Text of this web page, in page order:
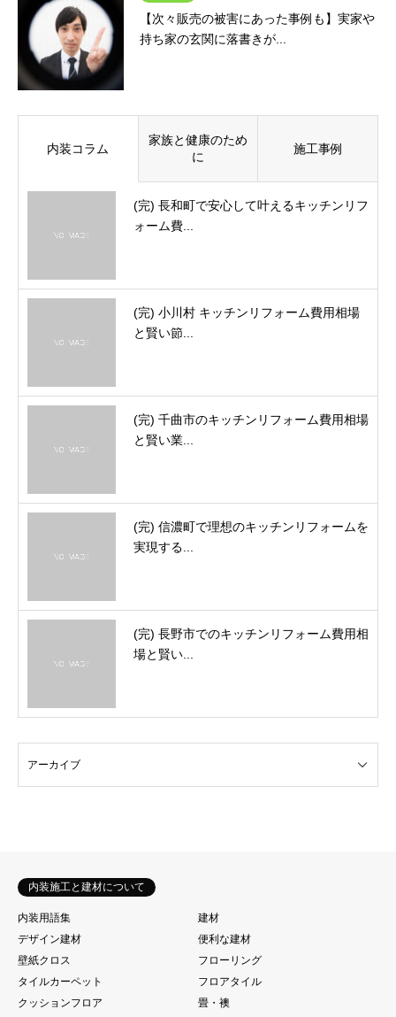
【次々販売の被害にあった事例も】実家や
持ち家の玄関に落書きが...
内装コラム
家族と健康のため
に
施工事例
(完) 長和町で安心して叶えるキッチンリフ
ォーム費...
(完) 小川村 キッチンリフォーム費用相場
と賢い節...
(完) 千曲市のキッチンリフォーム費用相場
と賢い業...
(完) 信濃町で理想のキッチンリフォームを
実現する...
(完) 長野市でのキッチンリフォーム費用相
場と賢い...
内装施工と建材について
内装用語集
建材
デザイン建材
便利な建材
壁紙クロス
フローリング
タイルカーペット
フロアタイル
クッションフロア
畳・襖